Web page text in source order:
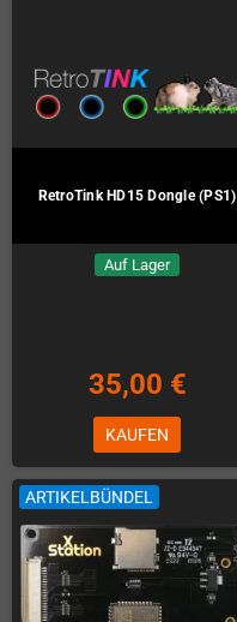
RetroTink HD15 Dongle (PS1)
Auf Lager
35,00 €
KAUFEN
ARTIKELBÜNDEL